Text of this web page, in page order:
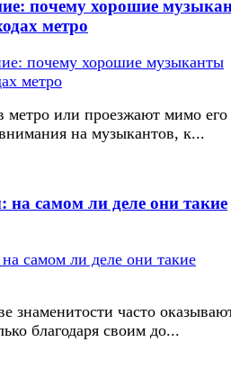
почему хорошие
метро
метро или проезжают мимо его
на музыкантов, к...
на самом ли деле они такие
знаменитости часто
благодаря своим до...